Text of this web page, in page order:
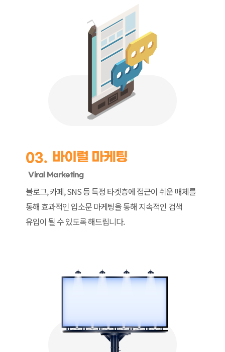
03. 바이럴 마케팅
Viral Marketing
블로그, 카페, SNS 등 특정 타겟층에 접근이 쉬운매체를
통해 효과적인 입소문 마케팅을 통해 지속적인 검색
유입이 될 수 있도록 해드립니다.